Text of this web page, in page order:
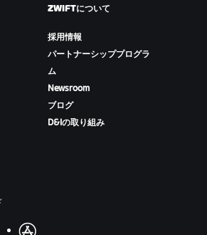
ZWIFTについて
採用情報
パートナーシッププログラ
ム
Newsroom
ブログ
D&Iの取り組み